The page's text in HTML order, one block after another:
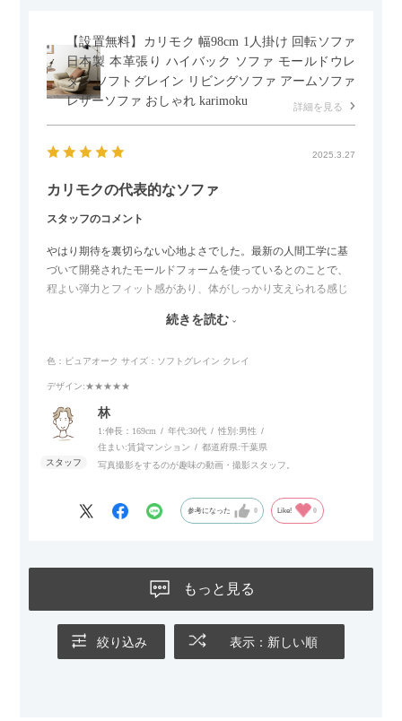
【設置無料】カリモク 幅98cm 1人掛け 回転ソファ
日本製 本革張り ハイバック ソファ モールドウレ
タン ソフトグレイン リビングソファ アームソファ
レザーソファ おしゃれ karimoku
詳細を見る
2025.3.27
カリモクの代表的なソファ
スタッフのコメント
やはり期待を裏切らない心地よさでした。最新の人間工学に基
づいて開発されたモールドフォームを使っているとのことで、
程よい弾力とフィット感があり、体がしっかり支えられる感じ
リラックスタイムによさそうでした。回転タイプなので、個人
す。
続きを読む
色：ピュアオーク サイズ：ソフトグレイン クレイ
デザイン:★★★★★
林
1:伸長：169cm 年代:30代 性別:男性
住まい:賃貸マンション 都道府県:千葉県
写真撮影をするのが趣味の動画・撮影スタッフ。
参考になった 0 Like! 0
もっと見る
絞り込み 表示：新しい順